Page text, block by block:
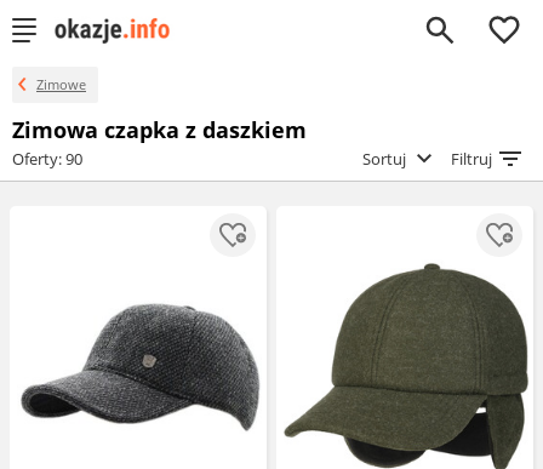
0
Zimowe
Zimowa czapka z daszkiem
Oferty: 90 Sortuj Filtruj